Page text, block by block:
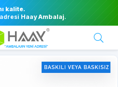
kalite.
Haay Ambalaj.